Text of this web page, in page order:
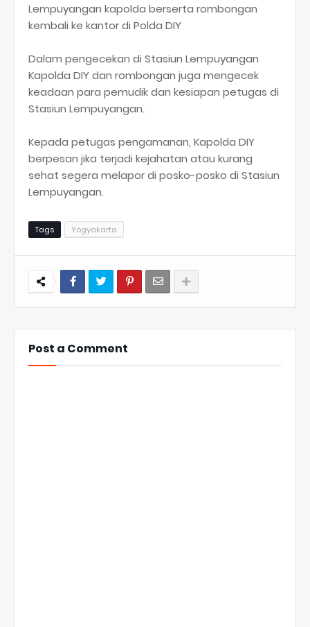
Lempuyangan kapolda berserta rombongan
kembali ke kantor di Polda DIY
Dalam pengecekan di Stasiun Lempuyangan
Kapolda DIY dan rombongan juga mengecek
keadaan para pemudik dan kesiapan petugas di
Stasiun Lempuyangan.
Kepada petugas pengamanan, Kapolda DIY
berpesan jika terjadi kejahatan atau kurang
sehat segera melapor di posko-posko di Stasiun
Lempuyangan.
Tags Yogyakarta
Post a Comment